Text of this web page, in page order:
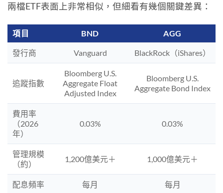
兩檔ETF表面上非常相似，但細看有幾個關鍵差異：
項目 BND AGG
發行商 Vanguard BlackRock（iShares）
追蹤指數
Bloomberg U.S.
Aggregate Float
Adjusted Index
Bloomberg U.S.
Aggregate Bond Index
費用率
（2026
年）
0.03% 0.03%
管理規模
（約）
1,200億美元＋ 1,000億美元＋
配息頻率 每月 每月